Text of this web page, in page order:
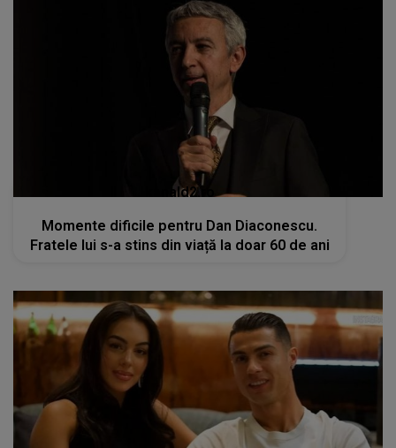
kanald2.ro
Momente dificile pentru Dan Diaconescu.
Fratele lui s-a stins din viață la doar 60 de ani